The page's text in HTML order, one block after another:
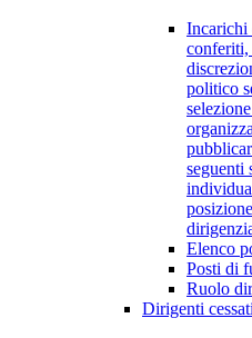
Incarichi
politico
seguenti
Elenco
Posti di
Ruolo
Dirigenti cessati